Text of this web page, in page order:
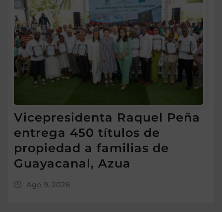
Vicepresidenta Raquel Peña
entrega 450 títulos de
propiedad a familias de
Guayacanal, Azua
Ago 9, 2026